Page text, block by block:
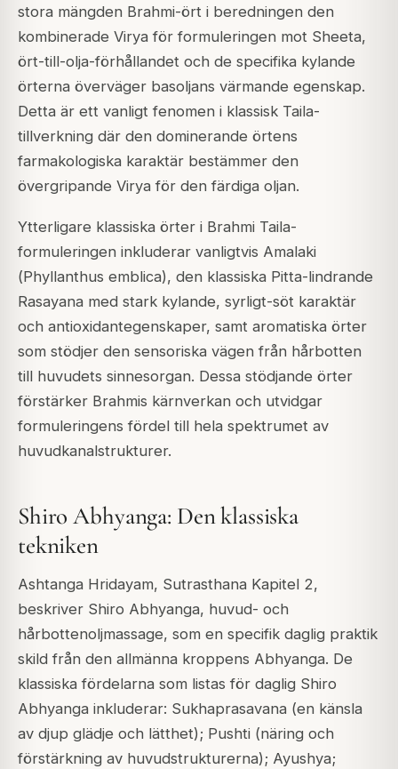
stora mängden Brahmi-ört i beredningen den
kombinerade Virya för formuleringen mot Sheeta,
ört-till-olja-förhållandet och de specifika kylande
örterna överväger basoljans värmande egenskap.
Detta är ett vanligt fenomen i klassisk Taila-
tillverkning där den dominerande örtens
farmakologiska karaktär bestämmer den
övergripande Virya för den färdiga oljan.
Ytterligare klassiska örter i Brahmi Taila-
formuleringen inkluderar vanligtvis Amalaki
(Phyllanthus emblica), den klassiska Pitta-lindrande
Rasayana med stark kylande, syrligt-söt karaktär
och antioxidantegenskaper, samt aromatiska örter
som stödjer den sensoriska vägen från hårbotten
till huvudets sinnesorgan. Dessa stödjande örter
förstärker Brahmis kärnverkan och utvidgar
formuleringens fördel till hela spektrumet av
huvudkanalstrukturer.
Shiro Abhyanga: Den klassiska
tekniken
Ashtanga Hridayam, Sutrasthana Kapitel 2,
beskriver Shiro Abhyanga, huvud- och
hårbottenoljmassage, som en specifik daglig praktik
skild från den allmänna kroppens Abhyanga. De
klassiska fördelarna som listas för daglig Shiro
Abhyanga inkluderar: Sukhaprasavana (en känsla
av djup glädje och lätthet); Pushti (näring och
förstärkning av huvudstrukturerna); Ayushya;